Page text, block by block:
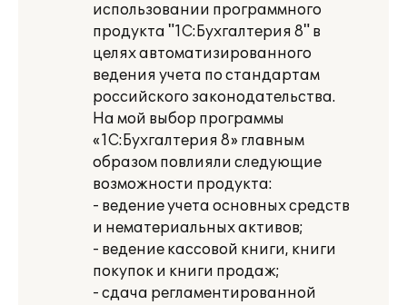
использовании программного
продукта "1С:Бухгалтерия 8" в
целях автоматизированного
ведения учета по стандартам
российского законодательства.
На мой выбор программы
«1С:Бухгалтерия 8» главным
образом повлияли следующие
возможности продукта:
- ведение учета основных средств
и нематериальных активов;
- ведение кассовой книги, книги
покупок и книги продаж;
- сдача регламентированной